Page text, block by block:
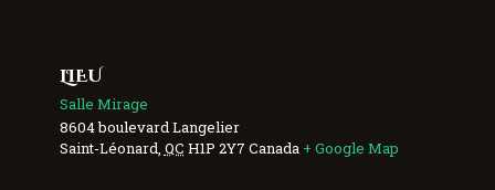
LIEU
Salle Mirage
8604 boulevard Langelier
Saint-Léonard QC H1P 2Y7 Canada + Google Map